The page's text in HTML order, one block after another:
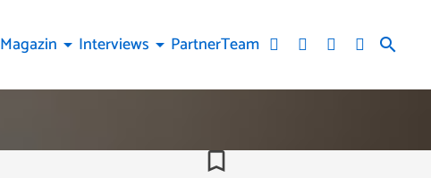
search
Magazin arrow_drop_down Interviews arrow_drop_down PartnerTeam
bookmark_border